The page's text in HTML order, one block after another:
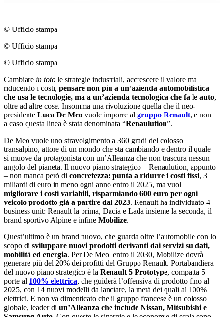
© Ufficio stampa
© Ufficio stampa
© Ufficio stampa
Cambiare in toto le strategie industriali, accrescere il valore ma
riducendo i costi, pensare non più a unʼazienda automobilistica
che usa le tecnologie, ma a unʼazienda tecnologica che fa le auto,
oltre ad altre cose. Insomma una rivoluzione quella che il neo-
presidente Luca De Meo vuole imporre al gruppo Renault, e non
a caso questa linea è stata denominata “Renaulution”.
De Meo vuole uno stravolgimento a 360 gradi del colosso
transalpino, attore di un mondo che sta cambiando e dentro il quale
si muove da protagonista con unʼAlleanza che non trascura nessun
angolo del pianeta. Il nuovo piano strategico ‒ Renaulution, appunto
‒ non manca però di concretezza: punta a ridurre i costi fissi, 3
miliardi di euro in meno ogni anno entro il 2025, ma vuol
migliorare i costi variabili, risparmiando 600 euro per ogni
veicolo prodotto già a partire dal 2023. Renault ha individuato 4
business unit: Renault la prima, Dacia e Lada insieme la seconda, il
brand sportivo Alpine e infine Mobilize.
Questʼultimo è un brand nuovo, che guarda oltre l’automobile con lo
scopo di sviluppare nuovi prodotti derivanti dai servizi su dati,
mobilità ed energia. Per De Meo, entro il 2030, Mobilize dovrà
generare più del 20% dei profitti del Gruppo Renault. Portabandiera
del nuovo piano strategico è la Renault 5 Prototype, compatta 5
porte al 100% elettrica, che guiderà lʼoffensiva di prodotto fino al
2025, con 14 nuovi modelli da lanciare, la metà dei quali al 100%
elettrici. E non va dimenticato che il gruppo francese è un colosso
globale, leader di unʼAlleanza che include Nissan, Mitsubishi e